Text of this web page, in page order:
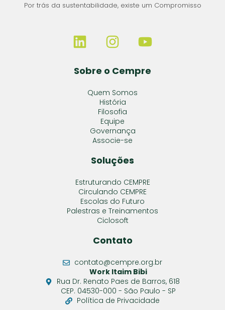
Por trás da sustentabilidade, existe um Compromisso
Sobre o Cempre
Quem Somos
História
Filosofia
Equipe
Governança
Associe-se
Soluções
Estruturando CEMPRE
Circulando CEMPRE
Escolas do Futuro
Palestras e Treinamentos
Ciclosoft
Contato
contato@cempre.org.br
Work Itaim Bibi
Rua Dr. Renato Paes de Barros, 618
CEP. 04530-000 - São Paulo - SP
Política de Privacidade